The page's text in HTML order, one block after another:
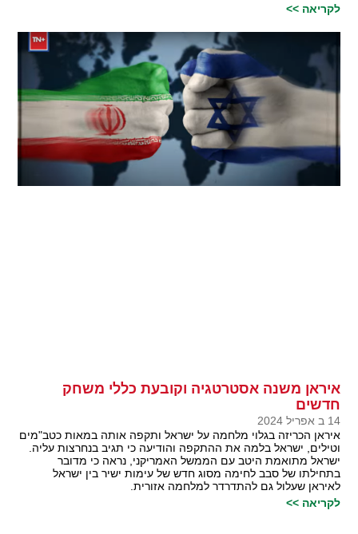
לקריאה >>
איראן משנה אסטרטגיה וקובעת כללי משחק
חדשים
14 ב אפריל 2024
איראן הכריזה בגלוי מלחמה על ישראל ותקפה אותה במאות כטב"מים
וטילים, ישראל בלמה את ההתקפה והודיעה כי תגיב בנחרצות עליה.
ישראל מתואמת היטב עם הממשל האמריקני, נראה כי מדובר
בתחילתו של סבב לחימה מסוג חדש של עימות ישיר בין ישראל
לאיראן שעלול גם להתדרדר למלחמה אזורית.
לקריאה >>